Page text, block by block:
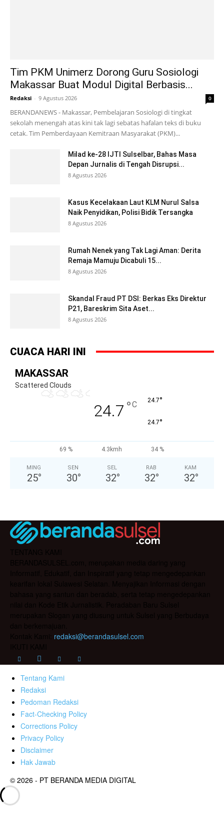
Tim PKM Unimerz Dorong Guru Sosiologi
Makassar Buat Modul Digital Berbasis...
Redaksi - 9 Agustus 2026 0
BERANDANEWS - Makassar, Pembelajaran Sosiologi di tingkat
sekolah menengah atas kini tak lagi sebatas hafalan teks di buku
cetak. Tim Pemberdayaan Kemitraan Masyarakat (PKM)...
Milad ke-28 IJTI Sulselbar, Bahas Masa
Depan Jurnalis di Tengah Disrupsi...
8 Agustus 2026
Kasus Kecelakaan Laut KLM Nurul Salsa
Naik Penyidikan, Polisi Bidik Tersangka
8 Agustus 2026
Rumah Nenek yang Tak Lagi Aman: Derita
Remaja Mamuju Dicabuli 15...
8 Agustus 2026
Skandal Fraud PT DSI: Berkas Eks Direktur
P21, Bareskrim Sita Aset...
8 Agustus 2026
CUACA HARI INI
MAKASSAR
Scattered Clouds
24.7 °C 24.7°
24.7°
69 % 4.3kmh 34 %
MING
25°
SEN
30°
SEL
32°
RAB
32°
KAM
32°
redaksi@berandasulsel.com
Tentang Kami
Redaksi
Pedoman Redaksi
Fact-Checking Policy
Corrections Policy
Privacy Policy
Disclaimer
Hak Jawab
© 2026 - PT BERANDA MEDIA DIGITAL